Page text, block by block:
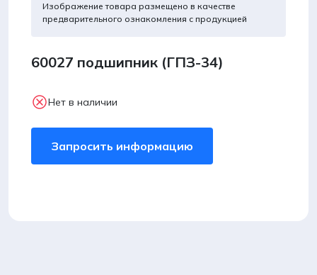
Изображение товара размещено в качестве
предварительного ознакомления с продукцией
60027 подшипник (ГПЗ-34)
Нет в наличии
Запросить информацию